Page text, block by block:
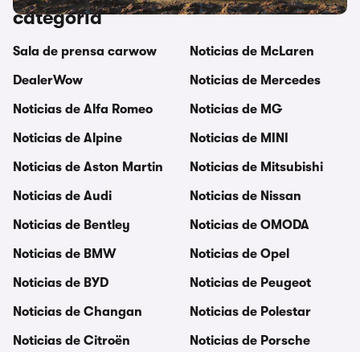
categoría
Sala de prensa carwow
DealerWow
Noticias de Alfa Romeo
Noticias de Alpine
Noticias de Aston Martin
Noticias de Audi
Noticias de Bentley
Noticias de BMW
Noticias de BYD
Noticias de Changan
Noticias de Citroën
Noticias de McLaren
Noticias de Mercedes
Noticias de MG
Noticias de MINI
Noticias de Mitsubishi
Noticias de Nissan
Noticias de OMODA
Noticias de Opel
Noticias de Peugeot
Noticias de Polestar
Noticias de Porsche